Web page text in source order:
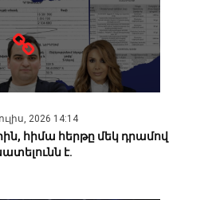
2026 14:14
հիմա հերթը մեկ դրամով
է.